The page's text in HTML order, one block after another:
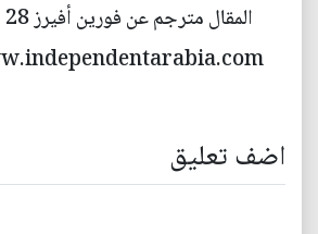
المقال مترجم عن فورين أفيرز 28 سبتمبر 2023
اضف تعليق